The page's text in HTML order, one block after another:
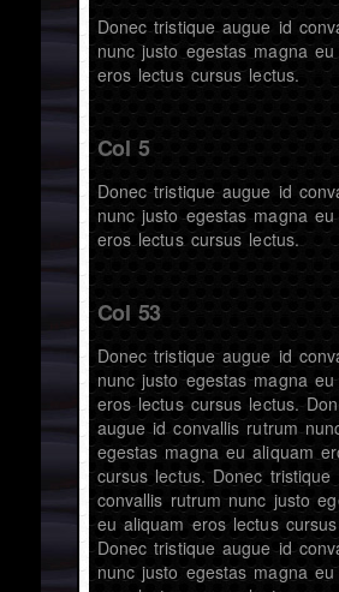
Donec tristique augue id
nunc justo egestas magna eu
eros lectus cursus lectus.
Col 5
Donec tristique augue id
nunc justo egestas magna
eros lectus cursus lectus.
Col 53
Donec tristique augue id
nunc justo egestas magna
eros lectus cursus lectus.
augue id convallis rutrum
egestas magna eu aliquam
cursus lectus. Donec tristique
convallis rutrum nunc justo
eu aliquam eros lectus
Donec tristique augue id
nunc justo egestas magna